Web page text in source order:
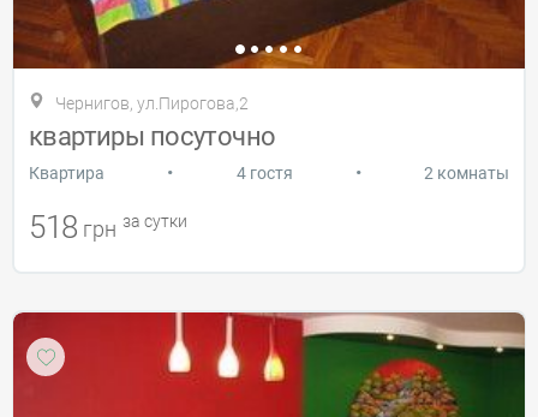
Чернигов, ул.Пирогова,2
квартиры посуточно
Квартира • 4 гостя • 2 комнаты
518 грн за сутки